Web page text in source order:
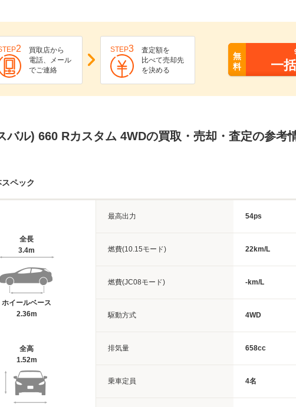
2
買取店から
電話、メール
でご連絡
STEP3
査定額を
比べて売却先
を決める
無
料
一
バル) 660 Rカスタム 4WDの買取・売却・査定の参考
ペック
全長
3.4m
ホイールベース
2.36m
全高
1.52m
最高出力 54ps
燃費(10.15モード) 22km/L
燃費(JC08モード) -km/L
駆動方式 4WD
排気量 658cc
乗車定員 4名